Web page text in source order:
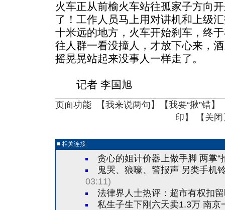
火车正从前榆火车站往孤家子方向
了！工作人员马上用对讲机和上级
十米远的地方，火车开始刹车，终
往人群一看没撞人，才放下心来，
摇晃晃站起来没事人一样走了。
记者 李国旭
页面功能 【我来说两句 】【我要“揪”错】
印 】 【 关闭
■ 相关连接
贪心的姐计价器上做手脚 两掌“
鬼哭、狼嚎、警报声 另类手机
03:11)
法律界人士热评：超市有权扣留
私生子生下刚六天卖1.3万 南京